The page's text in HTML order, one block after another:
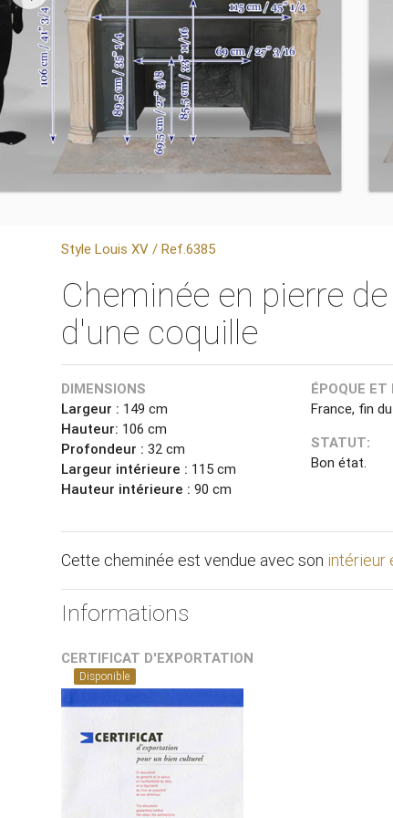
Style Louis XV / Ref.6385
Cheminée en pierre
d'une coquille
DIMENSIONS
Largeur : 149 cm
Hauteur: 106 cm
Profondeur : 32 cm
Largeur intérieure : 115 cm
Hauteur intérieure :90 cm
ÉPOQUE ET
France, fin
STATUT:
Bon état.
Cette cheminée est vendue avec son intérieur
Informations
CERTIFICAT D'EXPORTATION
Disponible